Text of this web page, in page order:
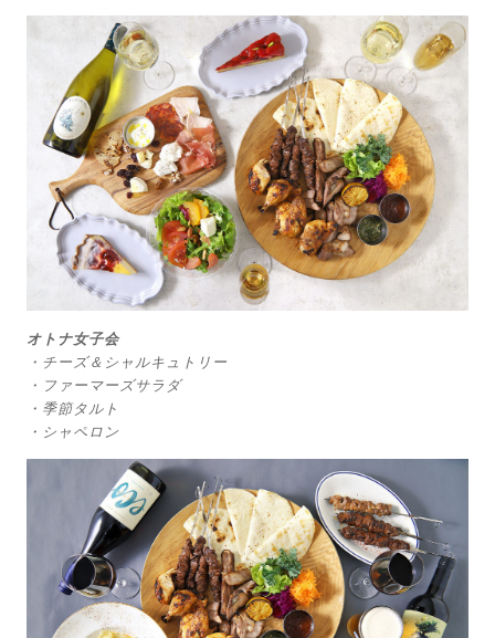
オトナ女子会
・チーズ＆シャルキュトリー
・ファーマーズサラダ
・季節タルト
・シャペロン